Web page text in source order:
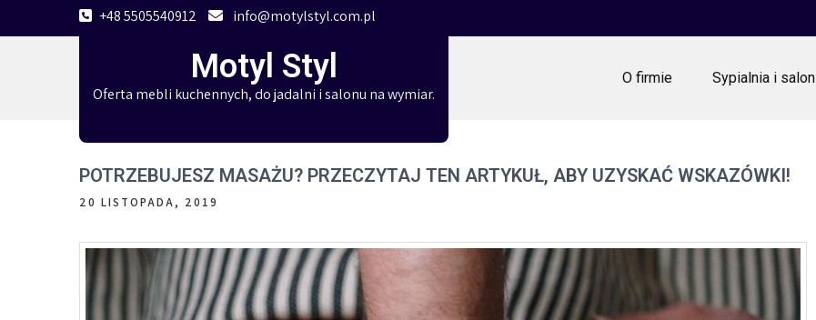
to
+48 5505540912 info@motylstyl.com.pl
Motyl Styl
Oferta mebli kuchennych, do jadalni i salonu na wymiar.
O firmie Sypialnia i salon
POTRZEBUJESZ MASAŻU? PRZECZYTAJ TEN ARTYKUŁ, ABY UZYSKAĆ WSKAZÓWKI!
20 LISTOPADA, 2019